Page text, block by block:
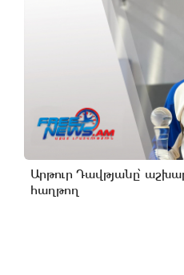
Արթուր Դավթյանը՝
հաղթող